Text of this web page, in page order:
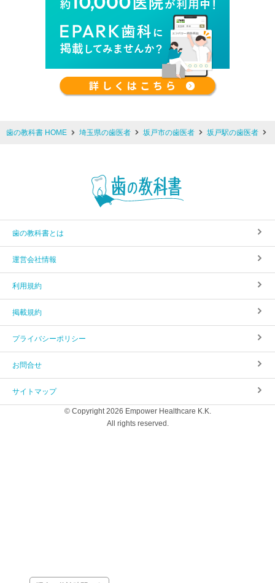
歯の教科書 HOME 埼玉県の歯医者 坂戸市の歯医者 坂戸駅の歯医者
歯の教科書とは
運営会社情報
利用規約
掲載規約
プライバシーポリシー
お問合せ
サイトマップ
© Copyright 2026 Empower Healthcare K.K.
All rights reserved.